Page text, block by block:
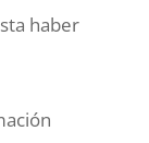
haber